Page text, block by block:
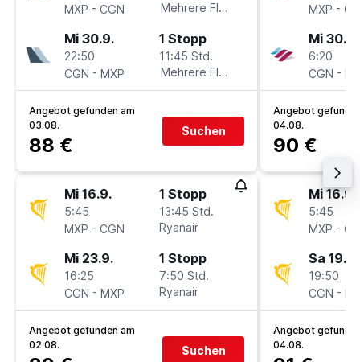
MXP - CGN
Mehrere Fluglinien
Mi 30.9.
22:50
CGN - MXP
1 Stopp
11:45 Std.
Mehrere Fluglinien
Angebot gefunden am
03.08.
88 €
Suchen
Mi 16.9.
5:45
MXP - CGN
1 Stopp
13:45 Std.
Ryanair
Mi 23.9.
16:25
CGN - MXP
1 Stopp
7:50 Std.
Ryanair
Angebot gefunden am
02.08.
Suchen
MXP -
Mi 30.9.
6:20
CGN -
Angebot
04.08.
90 €
Mi 16.9.
5:45
MXP -
Sa 19.9.
19:50
CGN -
Angebot
04.08.